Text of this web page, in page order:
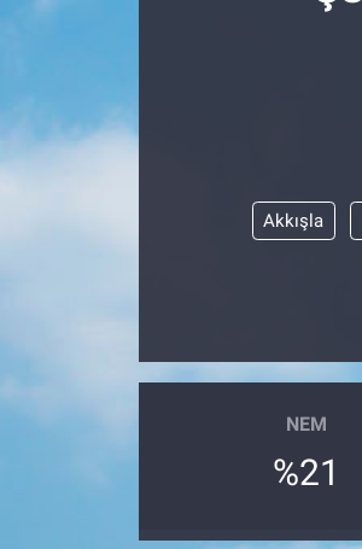
Akkışla
NEM
%21
Bilecik
Bilim ve Teknoloji